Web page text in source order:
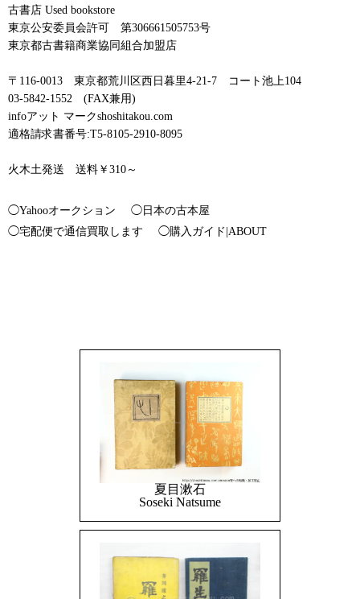
古書店 Used bookstore
東京公安委員会許可 第306661505753号
東京都古書籍商業協同組合加盟店
〒116-0013 東京都荒川区西日暮里4-21-7 コート池上104
03-5842-1552 (FAX兼用)
infoアット マークshoshitakou.com
適格請求書番号:T5-8105-2910-8095
火木土発送 送料￥310～
◯Yahooオークション
◯日本の古本屋
◯宅配便で通信買取します
◯購入ガイド|ABOUT
夏目漱石
Soseki Natsume